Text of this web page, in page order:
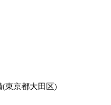
東京都大田区)